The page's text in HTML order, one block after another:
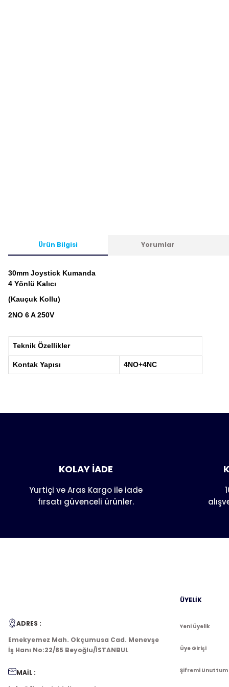
Ürün Bilgisi Yorumlar
30mm Joystick Kumanda
4 Yönlü Kalıcı
(Kauçuk Kollu)
2NO 6 A 250V
Teknik Özellikler
Kontak Yapısı 4NO+4NC
Bu ürünün fiyat bilgisi, resim, ürün açıklamalarında ve
Ürün açıklamasında eksik bilgiler bulunuyor.
Ürün bilgilerinde hatalar bulunuyor.
Ürün fiyatı diğer sitelerden daha pahalı.
KOLAY İADE
Yurtiçi ve Aras Kargo ile iade
fırsatı güvenceli ürünler.
ADRES :
Emekyemez Mah. Okçumusa Cad. Menevşe
İş Hanı No:22/85 Beyoğlu/İSTANBUL
MAİL :
ÜYELİK
Yeni Üyelik
Üye Girişi
Şifremi Unuttum